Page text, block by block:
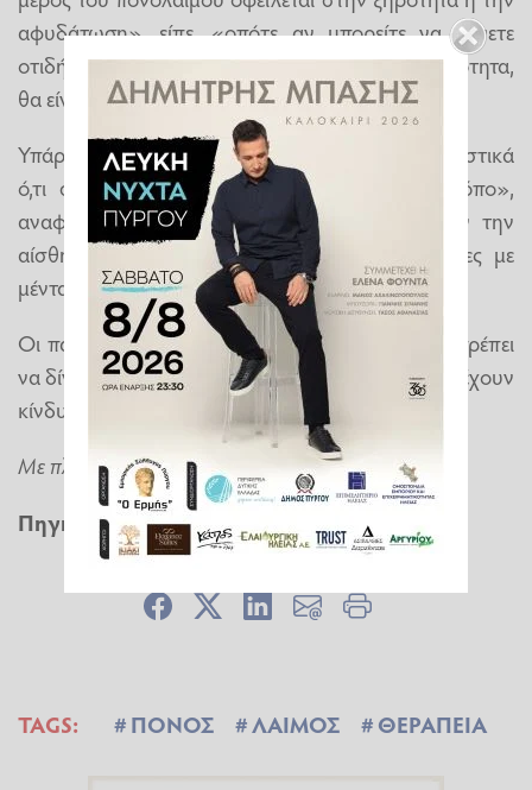
αφυδάτωση», είπε, «οπότε αν μπορείτε να κάνετε
οτιδήποτε για να καταπολεμήσετε αυτή την ξηρότητα,
θα είναι χρήσιμο».
Υπάρχουν πολλές ποικιλίες διαθέσιμες και «ουσιαστικά
ό,τι σας κάνει να νιώθετε καλά αξίζει τον κόπο»,
αναφέρει ο Tweel, ωστόσο αρκετοί προτιμούν την
αίσθηση δροσιάς που προσφέρουν οι παστίλιες με
μέντα ή ευκάλυπτο.
Οι παστίλιες ή οι καραμέλες για τον βήχα δεν πρέπει
να δίνονται σε παιδιά κάτω των 4 ετών, καθώς ενέχουν
κίνδυνο πνιγμού.
Με πληροφορίες απόWashington Post
Πηγή:
Dnews.gr
TAGS: ΠΟΝΟΣ ΛΑΙΜΟΣ ΘΕΡΑΠΕΙΑ